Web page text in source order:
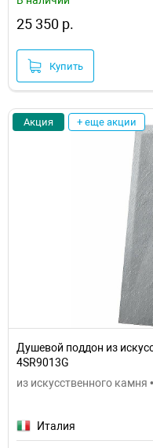
25 350 р.
Купить
Акция + еще акции
Душевой поддон из
4SR9013G
из искусственного камня
Италия